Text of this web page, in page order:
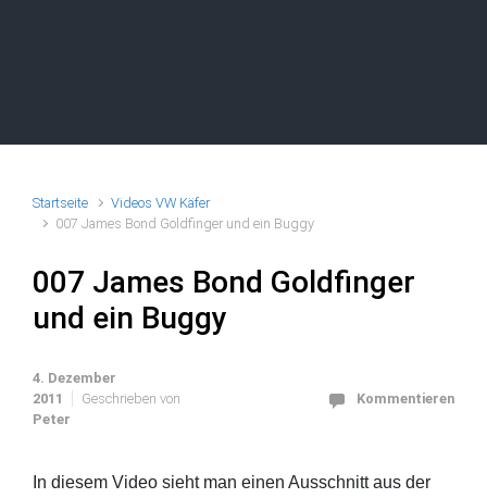
Startseite
Videos VW Käfer
007 James Bond Goldfinger und ein Buggy
007 James Bond Goldfinger
und ein Buggy
4. Dezember
2011
Geschrieben von
Peter
Kommentieren
In diesem Video sieht man einen Ausschnitt aus der